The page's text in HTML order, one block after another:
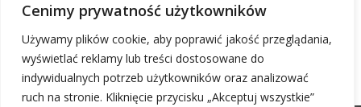
Cenimy prywatność użytkowników
Używamy plików cookie, aby poprawić jakość przeglądania,
wyświetlać reklamy lub treści dostosowane do
indywidualnych potrzeb użytkowników oraz analizować
ruch na stronie. Kliknięcie przycisku „Akceptuj wszystkie”
strój do biegania techniki biegania trening zalety biegania
zdrowe bieganie zdrowy trening